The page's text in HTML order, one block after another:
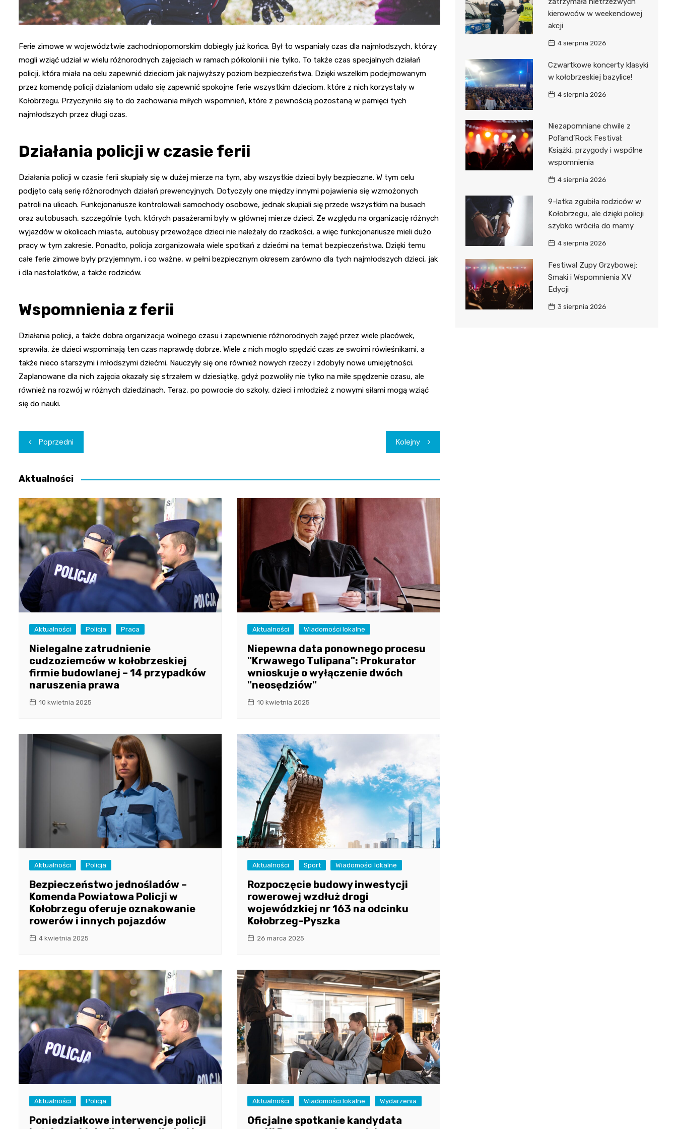
Ferie zimowe w województwie zachodniopomorskim dobiegły już końca. Był to wspaniały czas dla najmłodszych, którzy
mogli wziąć udział w wielu różnorodnych zajęciach w ramach półkolonii i nie tylko. To także czas specjalnych działań
policji, która miała na celu zapewnić dzieciom jak najwyższy poziom bezpieczeństwa. Dzięki wszelkim podejmowanym
przez komendę policji działaniom udało się zapewnić spokojne ferie wszystkim dzieciom, które z nich korzystały w
Kołobrzegu. Przyczyniło się to do zachowania miłych wspomnień, które z pewnością pozostaną w pamięci tych
najmłodszych przez długi czas.
Działania policji w czasie ferii
Działania policji w czasie ferii skupiały się w dużej mierze na tym, aby wszystkie dzieci były bezpieczne. W tym celu
podjęto całą serię różnorodnych działań prewencyjnych. Dotyczyły one między innymi pojawienia się wzmożonych
patroli na ulicach. Funkcjonariusze kontrolowali samochody osobowe, jednak skupiali się przede wszystkim na busach
oraz autobusach, szczególnie tych, których pasażerami były w głównej mierze dzieci. Ze względu na organizację różnych
wyjazdów w okolicach miasta, autobusy przewożące dzieci nie należały do rzadkości, a więc funkcjonariusze mieli dużo
pracy w tym zakresie. Ponadto, policja zorganizowała wiele spotkań z dziećmi na temat bezpieczeństwa. Dzięki temu
całe ferie zimowe były przyjemnym, i co ważne, w pełni bezpiecznym okresem zarówno dla tych najmłodszych dzieci, jak
i dla nastolatków, a także rodziców.
Wspomnienia z ferii
Działania policji, a także dobra organizacja wolnego czasu i zapewnienie różnorodnych zajęć przez wiele placówek,
sprawiła, że dzieci wspominają ten czas naprawdę dobrze. Wiele z nich mogło spędzić czas ze swoimi rówieśnikami, a
także nieco starszymi i młodszymi dziećmi. Nauczyły się one również nowych rzeczy i zdobyły nowe umiejętności.
Zaplanowane dla nich zajęcia okazały się strzałem w dziesiątkę, gdyż pozwoliły nie tylko na miłe spędzenie czasu, ale
również na rozwój w różnych dziedzinach. Teraz, po powrocie do szkoły, dzieci i młodzież z nowymi siłami mogą wziąć
się do nauki.
Nawigacja
wpisu
Poprzedni Kolejny
Aktualności
Aktualności Policja Praca
Nielegalne zatrudnienie
cudzoziemców w kołobrzeskiej
firmie budowlanej – 14 przypadków
naruszenia prawa
10 kwietnia 2025
Aktualności Wiadomości lokalne
Niepewna data ponownego procesu
"Krwawego Tulipana": Prokurator
wnioskuje o wyłączenie dwóch
"neosędziów"
10 kwietnia 2025
Aktualności Policja
Bezpieczeństwo jednośladów –
Komenda Powiatowa Policji w
Kołobrzegu oferuje oznakowanie
rowerów i innych pojazdów
4 kwietnia 2025
Aktualności Sport Wiadomości lokalne
Rozpoczęcie budowy inwestycji
rowerowej wzdłuż drogi
wojewódzkiej nr 163 na odcinku
Kołobrzeg–Pyszka
26 marca 2025
Aktualności Policja
Poniedziałkowe interwencje policji
Aktualności Wiadomości lokalne Wydarzenia
Oficjalne spotkanie kandydata
kierowców w weekendowej
akcji
4 sierpnia 2026
Czwartkowe koncerty klasyki
w kołobrzeskiej bazylice!
4 sierpnia 2026
Niezapomniane chwile z
Pol’and’Rock Festival:
Książki, przygody i wspólne
wspomnienia
4 sierpnia 2026
9-latka zgubiła rodziców w
Kołobrzegu, ale dzięki policji
szybko wróciła do mamy
4 sierpnia 2026
Festiwal Zupy Grzybowej:
Smaki i Wspomnienia XV
Edycji
3 sierpnia 2026